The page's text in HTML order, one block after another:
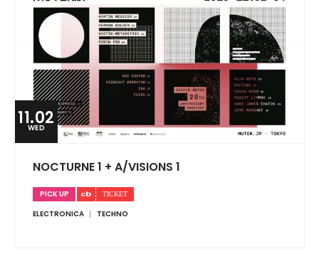
11.02
WED
NOCTURNE 1 + A/VISIONS 1
PICK UP
ELECTRONICA
TECHNO